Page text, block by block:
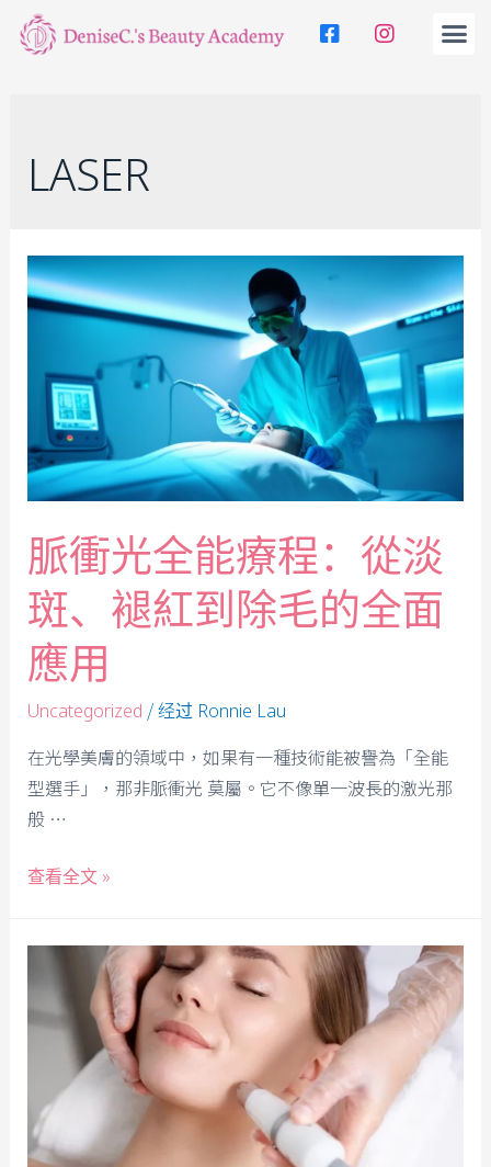
LASER
脈衝光全能療程：從淡
斑、褪紅到除毛的全面
應用
Uncategorized / 经过 Ronnie Lau
在光學美膚的領域中，如果有一種技術能被譽為「全能
型選手」，那非脈衝光 莫屬。它不像單一波長的激光那
般 …
查看全文 »